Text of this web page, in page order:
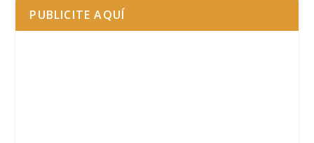
PUBLICITE AQUÍ